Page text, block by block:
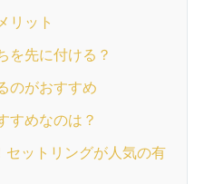
リット
を先に付ける？
のがおすすめ
すめなのは？
セットリングが人気の有